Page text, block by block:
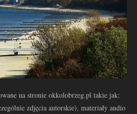
na stronie okkolobrzeg.pl takie jak:
zdjęcia autorskie), materiały audio